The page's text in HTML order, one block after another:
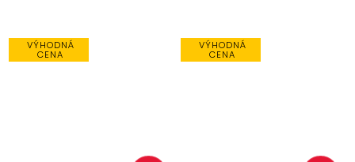
VÝHODNÁ
CENA
VÝHODNÁ
CENA